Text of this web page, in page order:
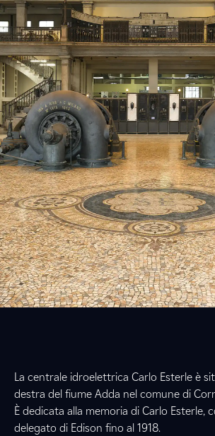
La centrale idroelettrica Carlo Esterle è
destra del fiume Adda nel comune di
È dedicata alla memoria di Carlo Esterle,
delegato di Edison fino al 1918.